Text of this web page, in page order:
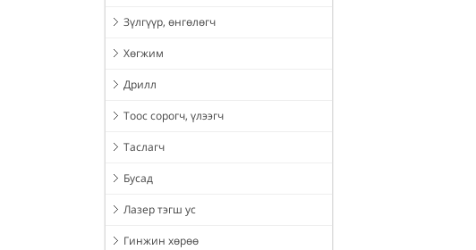
Зүлгүүр, өнгөлөгч
Хөгжим
Дрилл
Тоос сорогч, үлээгч
Таслагч
Бусад
Лазер тэгш ус
Гинжин хөрөө